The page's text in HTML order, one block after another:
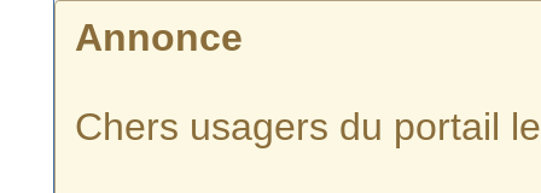
Annonce
Chers usagers du portail